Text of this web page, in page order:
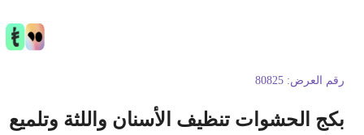
العرض: 80825
الحشوات تنظيف الأسنان واللثة وتلميع